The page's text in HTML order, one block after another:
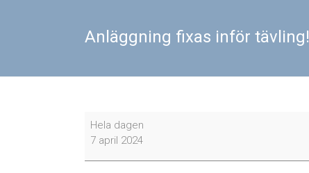
Anläggning fixas inför tävling!
Anläggning
fixas
tävling!
Hela dagen
7 april 2024